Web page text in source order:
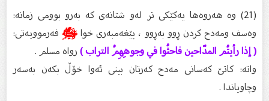
(21) وە هەروەها یەکێکی تر لەو شتانەی کە بەرو بوومی زمانە:
وەسف ومەدح کردن ڕوو بەڕوو ، پێغەمبەری خواﷺفەرموویەتی:
( إذا رأيتُم المدّاحين فاحثُوا في وجوهِهِمُ التراب )رواه مسلم .
واتە: کاتێ کەسانی مەدح کەرتان بینی ئەوا خۆڵ بکەن بەسەر
وچاویاندا .